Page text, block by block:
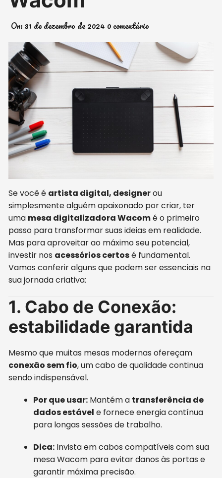
On:31 de dezembro de 2024 0 comentário
Se você é artista digital, designerou
simplesmente alguém apaixonado por criar, ter
uma mesa digitalizadora Wacomé o primeiro
passo para transformar suas ideias em realidade.
Mas para aproveitar ao máximo seu potencial,
investir nos acessórios certosé fundamental.
Vamos conferir alguns que podem ser essenciais na
sua jornada criativa:
1. Cabo de Conexão:
estabilidade garantida
Mesmo que muitas mesas modernas ofereçam
conexão sem fio, um cabo de qualidade continua
sendo indispensável.
Por que usar: Mantém a transferência de
dados estável e fornece energia contínua
para longas sessões de trabalho.
Dica: Invista em cabos compatíveis com sua
mesa Wacom para evitar danos às portas e
garantir máxima precisão.